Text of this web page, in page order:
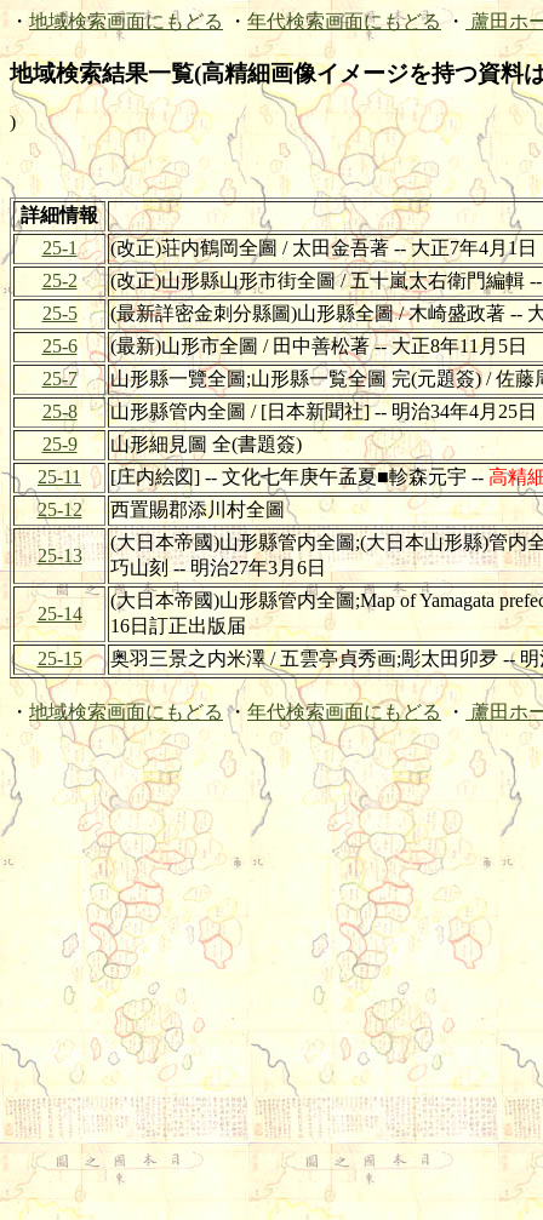
・ 地域検索画面にもどる ・ 年代検索画面にもどる・ 蘆田ホ
地域検索結果一覧(高精細画像イメージを持つ資料
)
詳細情報
25-1
(改正)荘内鶴岡全圖 / 太田金吾著 -- 大正7年4月1日
25-2
(改正)山形縣山形市街全圖 / 五十嵐太右衛門編輯
25-5
(最新詳密金刺分縣圖)山形縣全圖 / 木崎盛政著 --
25-6
(最新)山形市全圖 / 田中善松著 -- 大正8年11月5日
25-7
山形縣一覽全圖;山形縣一覧全圖 完(元題簽) / 佐藤
25-8
山形縣管内全圖 / [日本新聞社] -- 明治34年4月25日
25-9
山形細見圖 全(書題簽)
25-11
[庄内絵図] -- 文化七年庚午孟夏■軫森元宇 -- 高精
25-12
西置賜郡添川村全圖
25-13
(大日本帝國)山形縣管内全圖;(大日本山形縣)管内全
巧山刻 -- 明治27年3月6日
25-14
(大日本帝國)山形縣管内全圖;Map of Yamagata
16日訂正出版届
25-15
奥羽三景之内米澤 / 五雲亭貞秀画;彫太田卯夛 --
・ 地域検索画面にもどる ・ 年代検索画面にもどる・ 蘆田ホ